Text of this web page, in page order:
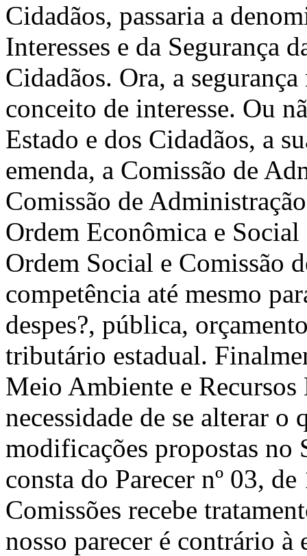
Cidadãos, passaria a
Interesses e da Segurança
Cidadãos. Ora, a
conceito de interesse. Ou
Estado e dos Cidadãos, a
emenda, a Comissão de
Comissão de
Ordem Econômica e Social
Ordem Social e Comissão
competência até mesmo
despes?, pública,
tributário estadual.
Meio Ambiente e
necessidade de se alterar o
modificações propostas no
consta do Parecer nº 03,
Comissões recebe
nosso parecer é contrário à